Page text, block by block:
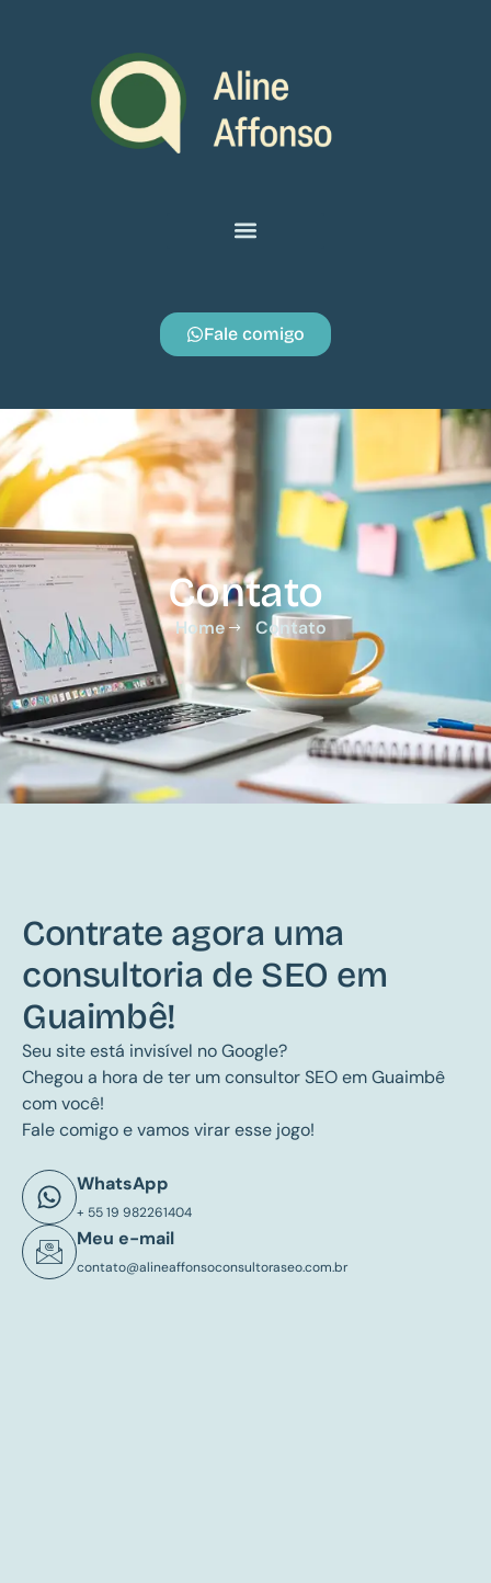
Fale comigo
Contato
Home Contato
Contrate agora uma
consultoria de SEO em
Guaimbê!
Seu site está invisível no Google?
Chegou a hora de ter um consultor SEO em Guaimbê
com você!
Fale comigo e vamos virar esse jogo!
WhatsApp
+ 55 19 982261404
Meu e-mail
contato@alineaffonsoconsultoraseo.com.br